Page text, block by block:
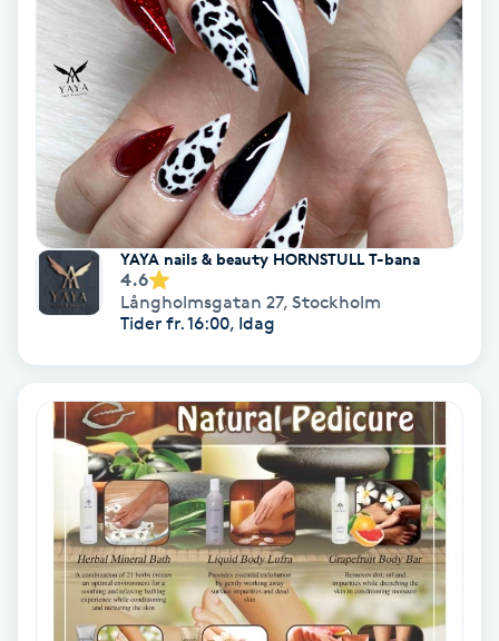
Reiki massage
Restorative Yoga
Rosacea
Rosenmetoden
Samtalsterapi
Senioryoga
Shiatsu
Singelfransar
YAYA nails & beauty HORNSTULL T-bana
4.6
Långholmsgatan 27, Stockholm
Tider fr. 16:00, Idag